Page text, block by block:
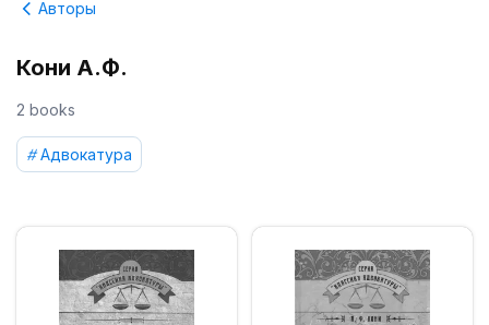
Авторы
Кони А.Ф.
2 books
Адвокатура